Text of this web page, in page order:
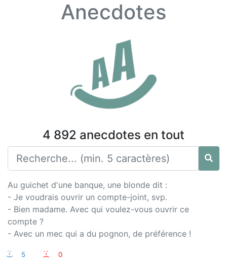
Anecdotes
4 892 anecdotes en tout
Au guichet d'une banque, une blonde dit :
- Je voudrais ouvrir un compte-joint, svp.
- Bien madame. Avec qui voulez-vous ouvrir ce
compte ?
- Avec un mec qui a du pognon, de préférence !
:-) 5 :-(
0